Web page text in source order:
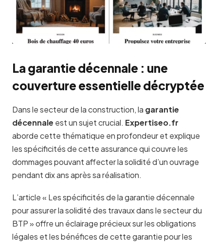
La garantie décennale : une
couverture essentielle décryptée
Dans le secteur de la construction, la garantie
décennale est un sujet crucial. Expertiseo.fr
aborde cette thématique en profondeur et explique
les spécificités de cette assurance qui couvre les
dommages pouvant affecter la solidité d’un ouvrage
pendant dix ans après sa réalisation.
L’article « Les spécificités de la garantie décennale
pour assurer la solidité des travaux dans le secteur du
BTP » offre un éclairage précieux sur les obligations
légales et les bénéfices de cette garantie pour les